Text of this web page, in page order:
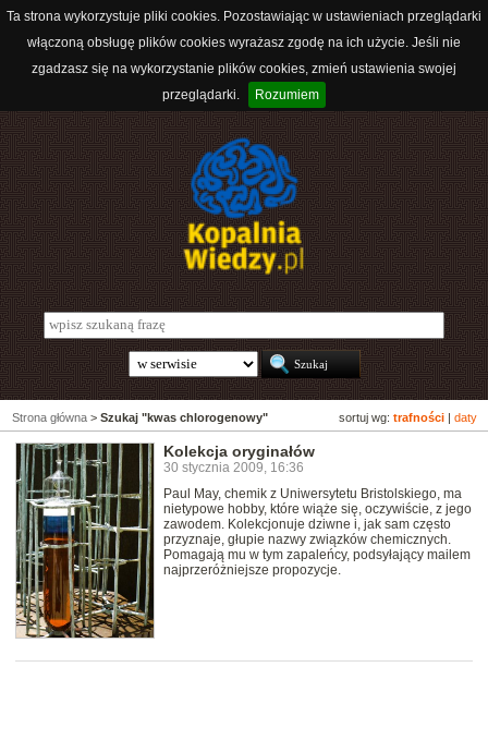
Ta strona wykorzystuje pliki cookies. Pozostawiając w ustawieniach przeglądarki
włączoną obsługę plików cookies wyrażasz zgodę na ich użycie. Jeśli nie
zgadzasz się na wykorzystanie plików cookies, zmień ustawienia swojej
przeglądarki.
Rozumiem
sortuj wg: trafności daty
Strona główna > Szukaj "kwas chlorogenowy"
Kolekcja oryginałów
30 stycznia 2009, 16:36
Paul May, chemik z Uniwersytetu Bristolskiego, ma
nietypowe hobby, które wiąże się, oczywiście, z jego
zawodem. Kolekcjonuje dziwne i, jak sam często
przyznaje, głupie nazwy związków chemicznych.
Pomagają mu w tym zapaleńcy, podsyłający mailem
najprzeróżniejsze propozycje.